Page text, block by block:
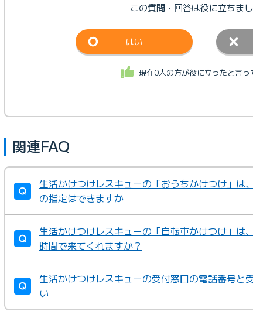
この質問・回答は役に立ちま
はい
現在0人の方が役に立ったと言っ
関連FAQ
生活かけつけレスキューの「おうちかけつけ」は
の指定はできますか
生活かけつけレスキューの「自転車かけつけ」は
時間で来てくれますか？
生活かけつけレスキューの受付窓口の電話番号と
い